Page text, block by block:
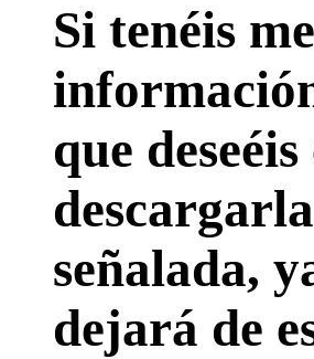
Si tenéis
que
señalada,
dejará de